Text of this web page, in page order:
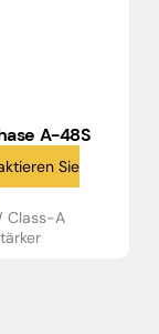
A-48S
Sie
Class-A